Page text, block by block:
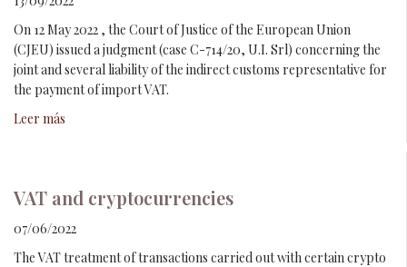
On 12 May 2022 , the Court of Justice of the European Union
(CJEU) issued a judgment (case C-714/20, U.I. Srl) concerning the
joint and several liability of the indirect customs representative for
the payment of import VAT.
Leer más
VAT and cryptocurrencies
07/06/2022
The VAT treatment of transactions carried out with certain crypto